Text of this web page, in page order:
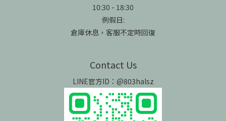
10:30 - 18:30
例假日:
倉庫休息，客服不定時回復
Contact Us
LINE官方ID：@803halsz